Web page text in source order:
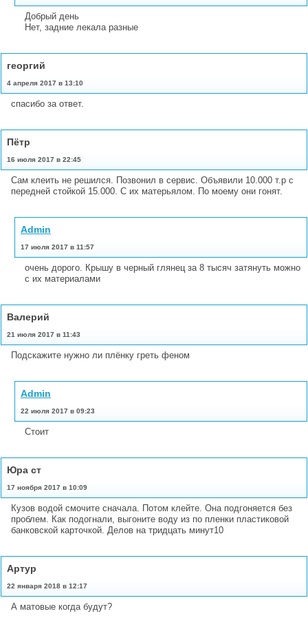
Добрый день
Нет, задние лекала разные
георгий
4 апреля 2017 в 13:10
спасибо за ответ.
Пётр
16 июля 2017 в 22:45
Сам клеить не решился. Позвонил в сервис. Объявили 10.000 т.р с
передней стойкой 15.000. С их матерьялом. По моему они гонят.
Admin
17 июля 2017 в 11:57
очень дорого. Крышу в черный глянец за 8 тысяч затянуть можно
с их материалами
Валерий
21 июля 2017 в 11:43
Подскажите нужно ли плёнку греть феном
Admin
22 июля 2017 в 09:23
Стоит
Юра ст
17 ноября 2017 в 10:09
Кузов водой смочите сначала. Потом клейте. Она подгоняется без
проблем. Как подогнали, выгоните воду из по пленки пластиковой
банковской карточкой. Делов на тридцать минут10
Артур
22 января 2018 в 12:17
А матовые когда будут?